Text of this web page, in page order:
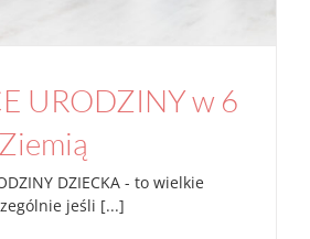
URODZINY w 6
DZIECKA - to wielkie
jeśli [...]